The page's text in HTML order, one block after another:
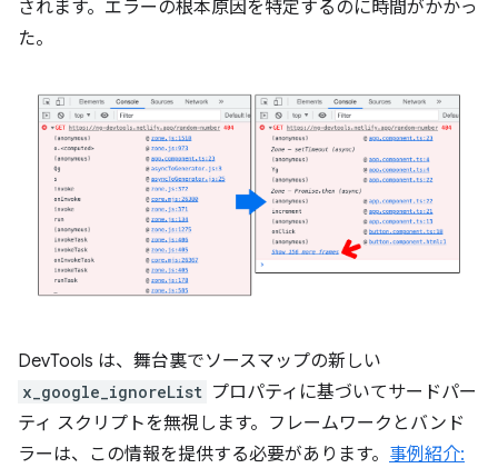
されます。エラーの根本原因を特定するのに時間がかかっ
た。
DevTools は、舞台裏でソースマップの新しい
x_google_ignoreList プロパティに基づいてサードパー
ティ スクリプトを無視します。フレームワークとバンド
ラーは、この情報を提供する必要があります。 事例紹介: